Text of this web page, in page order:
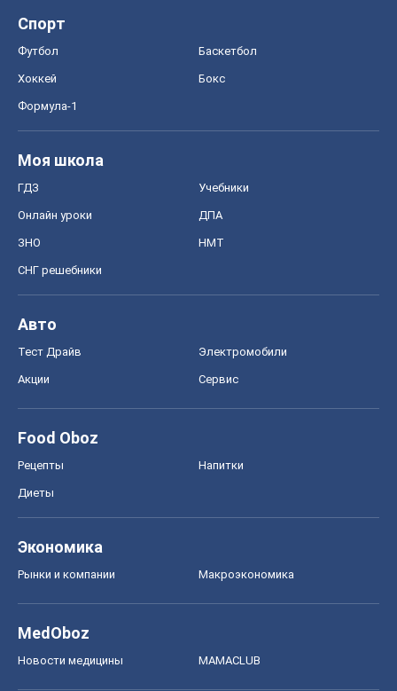
Спорт
Футбол Баскетбол
Хоккей Бокс
Формула-1
Моя школа
ГДЗ Учебники
Онлайн уроки ДПА
ЗНО НМТ
СНГ решебники
Авто
Тест Драйв Электромобили
Акции Сервис
Food Oboz
Рецепты Напитки
Диеты
Экономика
Рынки и компании Mакроэкономика
MedOboz
Новости медицины MAMACLUB